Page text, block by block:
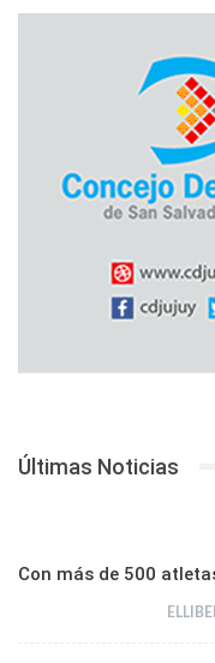
Últimas Noticias
Con más de 500